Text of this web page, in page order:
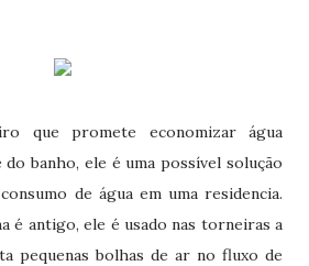
que promete economizar água
do banho, ele é uma possível solução
de água em uma residencia.
é antigo, ele é usado nas torneiras a
pequenas bolhas de ar no fluxo de